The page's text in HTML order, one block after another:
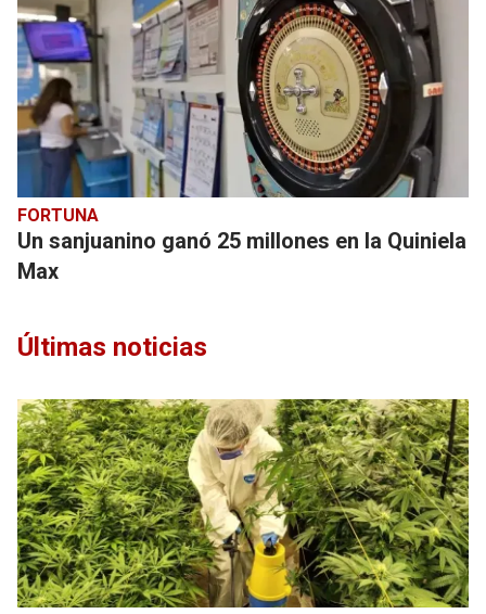
FORTUNA
Un sanjuanino ganó 25 millones en la Quiniela
Max
Últimas noticias